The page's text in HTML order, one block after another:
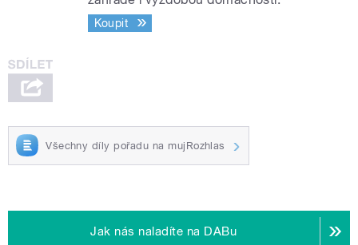
Koupit
Všechny díly pořadu na mujRozhlas
Jak nás naladíte na DABu